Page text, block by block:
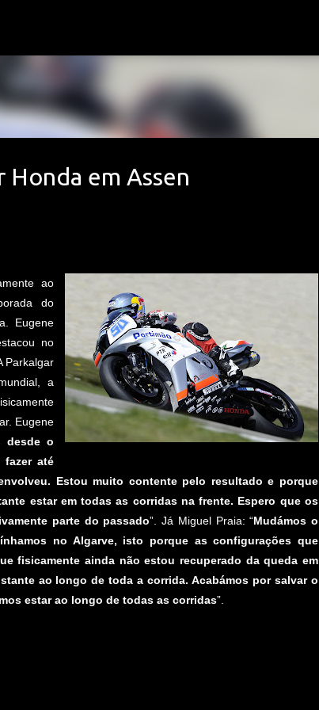
em Assen
ao
do
Eugene
no
Parkalgar
a
Eugene
desde o
até
Estou muito contente pelo resultado e porque
estar em todas as corridas na frente. Espero que os
parte do passado”. Já Miguel Praia: “Mudámos o
no Algarve, isto porque as configurações que
fisicamente ainda não estou recuperado da queda em
ao longo de toda a corrida. Acabámos por salvar o
estar ao longo de todas as corridas”.